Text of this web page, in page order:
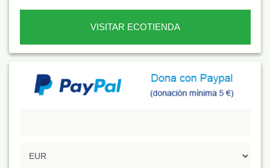
VISITAR ECOTIENDA